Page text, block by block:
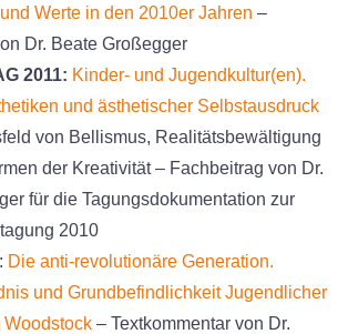
Werte in den 2010er Jahren –
Dr. Beate Großegger
2011: Kinder- und Jugendkultur(en).
und ästhetischer Selbstausdruck
von Bellismus, Realitätsbewältigung
der Kreativität – Fachbeitrag von Dr.
für die Tagungsdokumentation zur
2010
Die anti-revolutionäre Generation.
und Grundbefindlichkeit Jugendlicher
– Textkommentar von Dr.